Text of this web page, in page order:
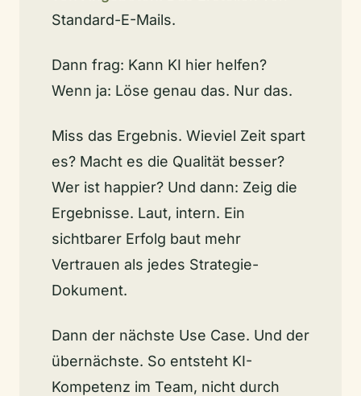
Standard-E-Mails.
Dann frag: Kann KI hier helfen?
Wenn ja: Löse genau das. Nur das.
Miss das Ergebnis. Wieviel Zeit spart
es? Macht es die Qualität besser?
Wer ist happier? Und dann: Zeig die
Ergebnisse. Laut, intern. Ein
sichtbarer Erfolg baut mehr
Vertrauen als jedes Strategie-
Dokument.
Dann der nächste Use Case. Und der
übernächste. So entsteht KI-
Kompetenz im Team, nicht durch